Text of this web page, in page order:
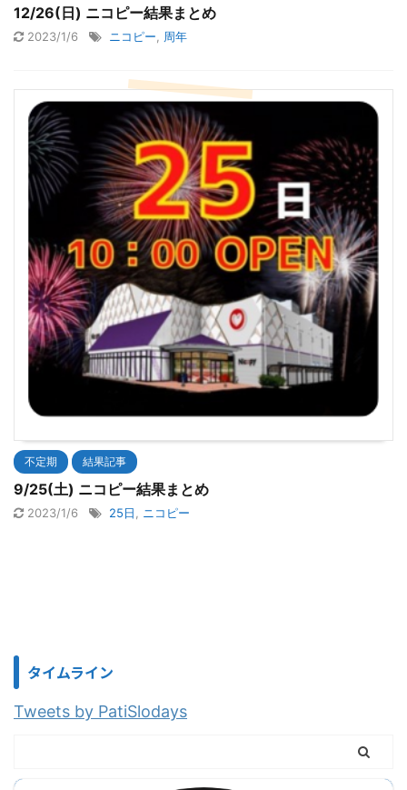
12/26(日) ニコピー結果まとめ
2023/1/6 ニコピー, 周年
不定期 結果記事
9/25(土) ニコピー結果まとめ
2023/1/6 25日, ニコピー
タイムライン
Tweets by PatiSlodays